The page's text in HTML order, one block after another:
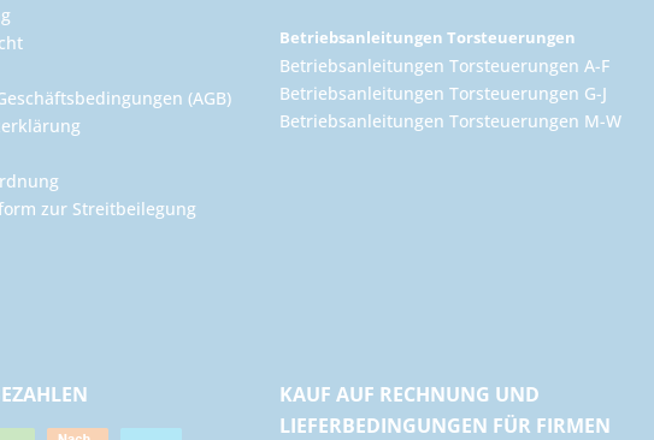
(AGB)
zur Streitbeilegung
Betriebsanleitungen Torsteuerungen
Betriebsanleitungen Torsteuerungen A-F
Betriebsanleitungen Torsteuerungen G-J
Betriebsanleitungen Torsteuerungen M-W
KAUF AUF RECHNUNG UND
LIEFERBEDINGUNGEN FÜR FIRMEN